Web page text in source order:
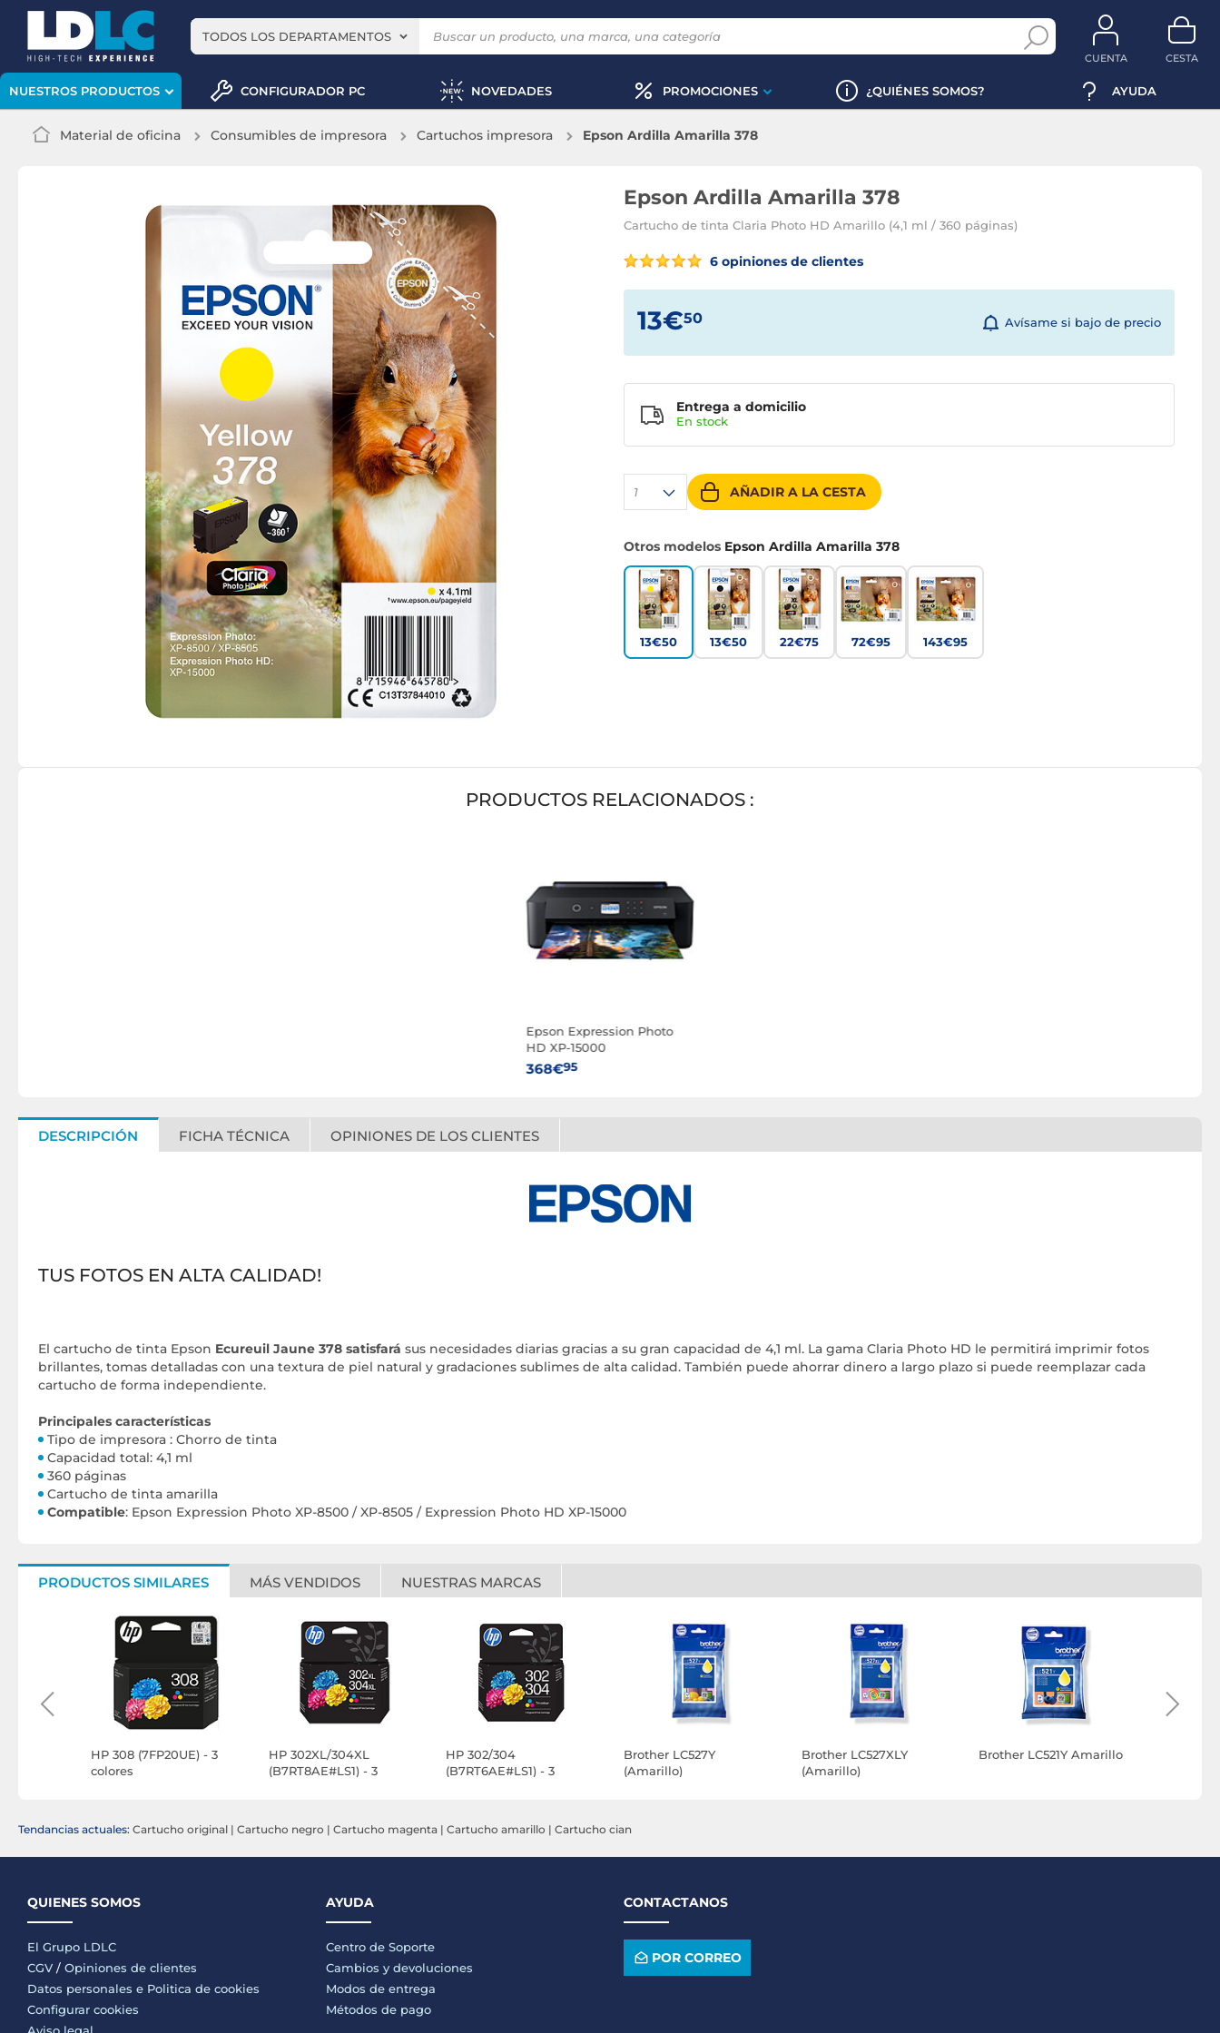
TODOS LOS DEPARTAMENTOS
CUENTA CESTA
NUESTROS PRODUCTOS CONFIGURADOR PC NOVEDADES PROMOCIONES ¿QUIÉNES SOMOS? AYUDA
Material de oficina Consumibles de impresora Cartuchos impresora Epson Ardilla Amarilla 378
Epson Ardilla Amarilla 378
Cartucho de tinta Claria Photo HD Amarillo (4,1 ml / 360 páginas)
6 opiniones de clientes
13€50 Avísame si bajo de precio
1 AÑADIR A LA CESTA
Entrega a domicilio
En stock
Otros modelos Epson Ardilla Amarilla 378
13€50 13€50 22€75 72€95 143€95
PRODUCTOS RELACIONADOS :
Epson Expression Photo
HD XP-15000
368€95
DESCRIPCIÓN FICHA TÉCNICA OPINIONES DE LOS CLIENTES
TUS FOTOS EN ALTA CALIDAD!
El cartucho de tinta Epson Ecureuil Jaune 378 satisfará sus necesidades diarias gracias a su gran capacidad de 4,1 ml. La gama Claria Photo HD le permitirá imprimir fotos
brillantes, tomas detalladas con una textura de piel natural y gradaciones sublimes de alta calidad. También puede ahorrar dinero a largo plazo si puede reemplazar cada
cartucho de forma independiente.
Principales características
Tipo de impresora : Chorro de tinta
Capacidad total: 4,1 ml
360 páginas
Cartucho de tinta amarilla
Compatible: Epson Expression Photo XP-8500 / XP-8505 / Expression Photo HD XP-15000
PRODUCTOS SIMILARES MÁS VENDIDOS NUESTRAS MARCAS
HP 308 (7FP20UE) - 3
colores
HP 302XL/304XL
(B7RT8AE#LS1) - 3
HP 302/304
(B7RT6AE#LS1) - 3
Brother LC527Y
(Amarillo)
Brother LC527XLY
(Amarillo)
Brother LC521Y Amarillo
Tendancias actuales: Cartucho original | Cartucho negro | Cartucho magenta | Cartucho amarillo | Cartucho cian
QUIENES SOMOS
El Grupo LDLC
CGV / Opiniones de clientes
Datos personales e Politica de cookies
Configurar cookies
Aviso legal
AYUDA
Centro de Soporte
Cambios y devoluciones
Modos de entrega
Métodos de pago
CONTACTANOS
POR CORREO